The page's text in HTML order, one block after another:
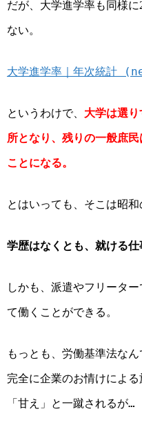
だが、大学進学率も同様に
ない。
大学進学率｜年次統
というわけで、 大学は選
所となり、残りの一般庶
ことになる。
とはいっても、そこは昭和
学歴はなくとも、就ける仕
しかも、派遣やフリータ
て働くことができる。
もっとも、労働基準法な
完全に企業のお情けによ
「甘え」と一蹴されるが…